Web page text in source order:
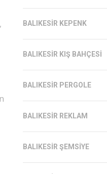
BALIKESIR KEPENK
BALIKESIR KIŞ BAHÇESI
BALIKESIR PERGOLE
BALIKESIR REKLAM
BALIKESIR ŞEMSIYE